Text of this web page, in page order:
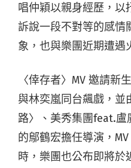
唱仲穎以親身經歷，以
訴說一段不對等的感情
象，也與樂團近期遭遇
〈倖存者〉MV 邀請新
與林奕嵐同台飆戲，並
路〉、美秀集團feat.盧
的鄔鶴宏擔任導演，
時，樂團也公布即將於